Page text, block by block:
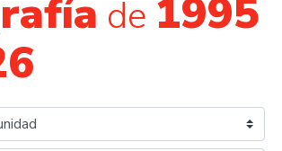
de 1995